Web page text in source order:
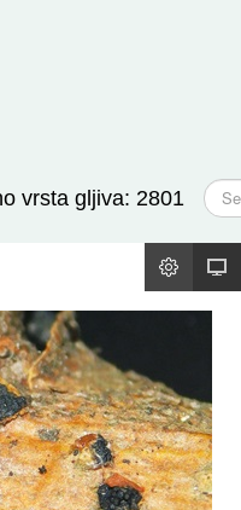
vrsta gljiva: 2801
T
r
ž
takse: